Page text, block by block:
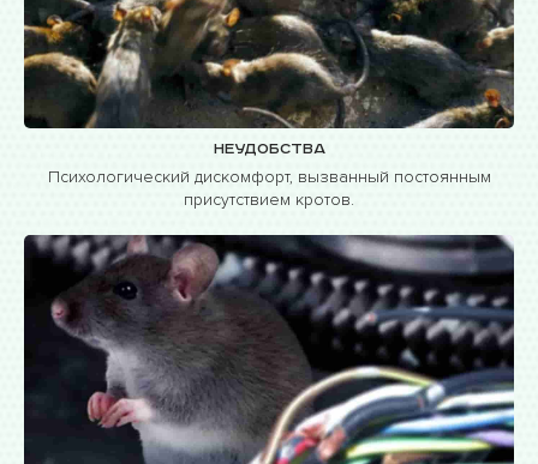
Неудобства
Психологический дискомфорт, вызванный постоянным
присутствием кротов.